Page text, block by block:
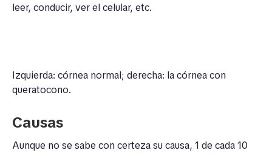
leer, conducir, ver el celular, etc.
Izquierda: córnea normal; derecha: la córnea con
queratocono.
Causas
Aunque no se sabe con certeza su causa, 1 de cada 10